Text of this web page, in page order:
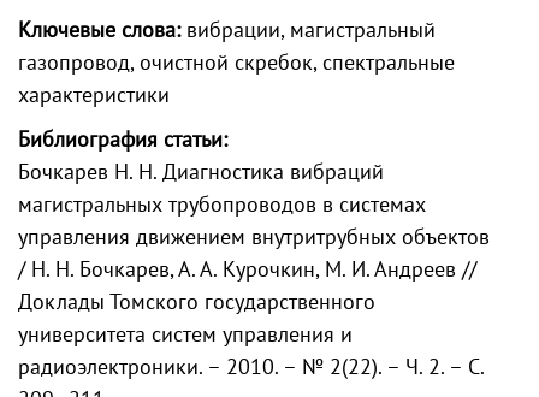
Ключевые слова:вибрации, магистральный
газопровод, очистной скребок, спектральные
характеристики
Библиография статьи:
Бочкарев Н. Н. Диагностика вибраций
магистральных трубопроводов в системах
управления движением внутритрубных объектов
/ Н. Н. Бочкарев, А. А. Курочкин, М. И. Андреев //
Доклады Томского государственного
университета систем управления и
радиоэлектроники. – 2010. – № 2(22). – Ч. 2. – С.